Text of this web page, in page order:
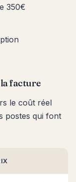
350€
facture
le coût réel
postes qui font